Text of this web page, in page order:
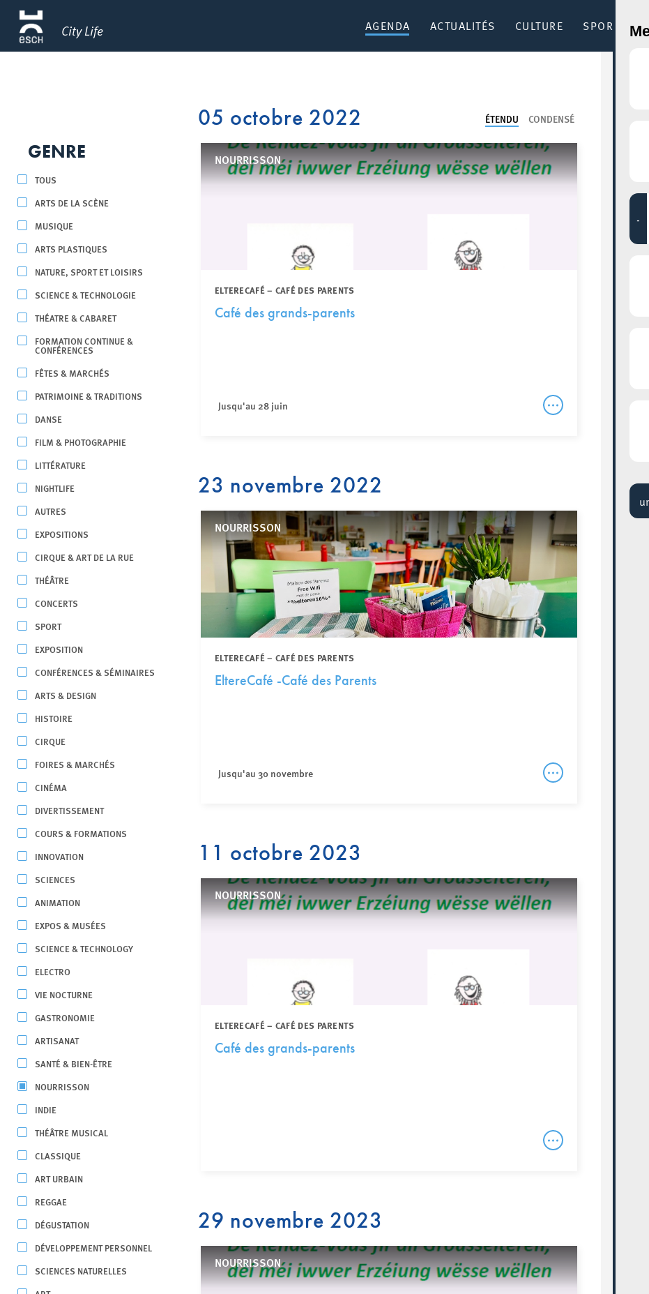
City Life AGENDA ACTUALITÉS CULTURE SPORT &
GENRE
TOUS
ARTS DE LA SCÈNE
MUSIQUE
ARTS PLASTIQUES
NATURE, SPORT ET LOISIRS
SCIENCE & TECHNOLOGIE
THÉATRE & CABARET
FORMATION CONTINUE &
CONFÉRENCES
FÊTES & MARCHÉS
PATRIMOINE & TRADITIONS
DANSE
FILM & PHOTOGRAPHIE
LITTÉRATURE
NIGHTLIFE
AUTRES
EXPOSITIONS
CIRQUE & ART DE LA RUE
THÉÂTRE
CONCERTS
SPORT
EXPOSITION
CONFÉRENCES & SÉMINAIRES
ARTS & DESIGN
HISTOIRE
CIRQUE
FOIRES & MARCHÉS
CINÉMA
DIVERTISSEMENT
COURS & FORMATIONS
INNOVATION
SCIENCES
ANIMATION
EXPOS & MUSÉES
SCIENCE & TECHNOLOGY
ELECTRO
VIE NOCTURNE
GASTRONOMIE
ARTISANAT
SANTÉ & BIEN-ÊTRE
NOURRISSON
INDIE
THÉÂTRE MUSICAL
CLASSIQUE
ART URBAIN
REGGAE
DÉGUSTATION
DÉVELOPPEMENT PERSONNEL
SCIENCES NATURELLES
ÉTENDU CONDENSÉ
05 octobre 2022
NOURRISSON
ELTERECAFÉ – CAFÉ DES PARENTS
Café des grands-parents
Jusqu'au 28 juin
23 novembre 2022
NOURRISSON
ELTERECAFÉ – CAFÉ DES PARENTS
EltereCafé -Café des Parents
Jusqu'au 30 novembre
11 octobre 2023
NOURRISSON
ELTERECAFÉ – CAFÉ DES PARENTS
Café des grands-parents
29 novembre 2023
NOURRISSON
-